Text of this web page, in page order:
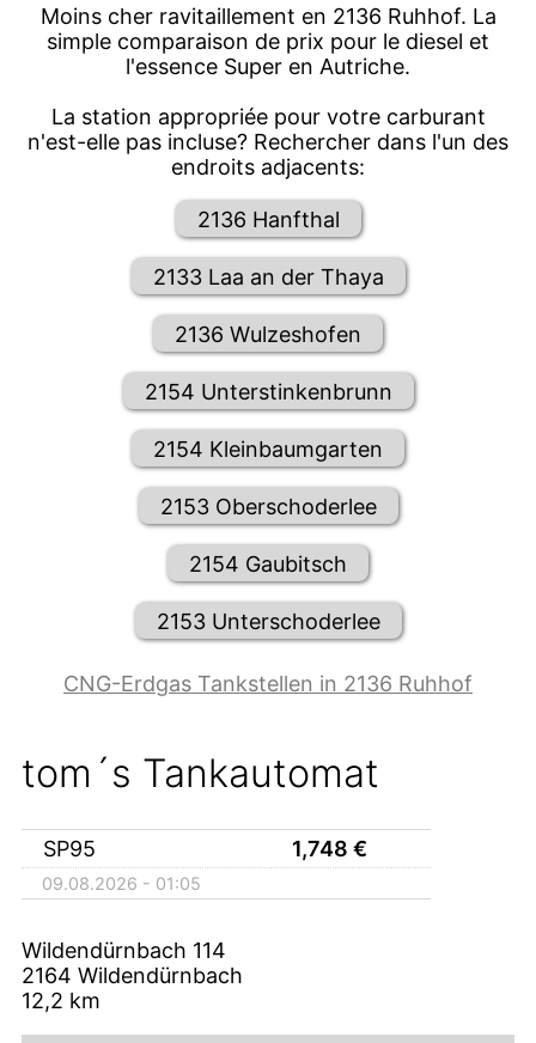
Moins cher ravitaillement en 2136 Ruhhof. La
simple comparaison de prix pour le diesel et
l'essence Super en Autriche.
La station appropriée pour votre carburant
n'est-elle pas incluse? Rechercher dans l'un des
endroits adjacents:
2136 Hanfthal
2133 Laa an der Thaya
2136 Wulzeshofen
2154 Unterstinkenbrunn
2154 Kleinbaumgarten
2153 Oberschoderlee
2154 Gaubitsch
2153 Unterschoderlee
CNG-Erdgas Tankstellen in 2136 Ruhhof
tom´s Tankautomat
SP95 1,748 €
09.08.2026 - 01:05
Wildendürnbach 114
2164 Wildendürnbach
12,2 km